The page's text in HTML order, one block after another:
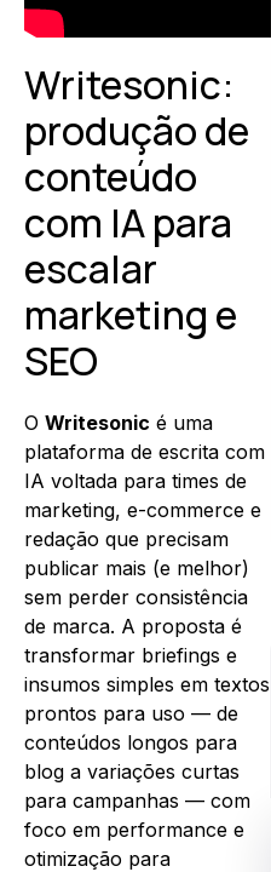
Writesonic:
produção de
conteúdo
com IA para
escalar
marketing e
SEO
O Writesonic é uma
plataforma de escrita com
IA voltada para times de
marketing, e-commerce e
redação que precisam
publicar mais (e melhor)
sem perder consistência
de marca. A proposta é
transformar briefings e
insumos simples em textos
prontos para uso — de
conteúdos longos para
blog a variações curtas
para campanhas — com
foco em performance e
otimização para